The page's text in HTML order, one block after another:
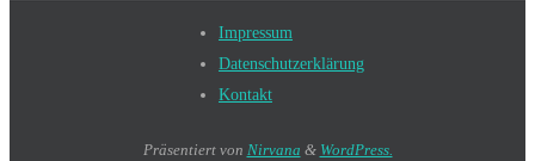
Impressum
Datenschutzerklärung
Kontakt
Präsentiert von Nirvana & WordPress.